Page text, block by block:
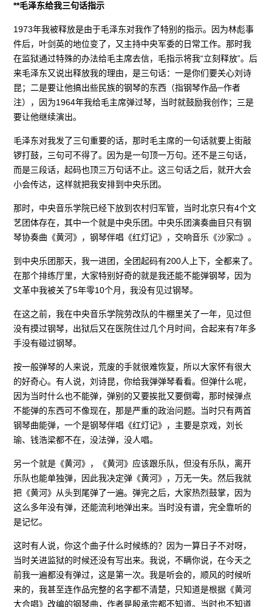
**毛泽东给我三句话指示
1973年我被释放是由于毛泽东对我作了特别的指示。因为林彪事
件后，叶剑英的地位变了，又主持中央军委的日常工作。那时我
在监狱通过特殊的办法给毛主席去信，毛指示将我“立刻释放”。后
来毛泽东又说出释放我的理由，是三句话：一是你们要关心刘诗
昆；二是要让他搞出些民族的钢琴的东西（指钢琴作品─作者
注），因为1964年我给毛主席弹过琴，当时就鼓励我创作；三是
要让他继续演出。
毛泽东对我发了三句重要的话，那时毛主席的一句话就要上街敲
锣打鼓，三句可不得了。因为是一句顶一万句。还不是三句话，
而是三段话，起码也顶三万句话不止。这三句话之后，就开大会
小会传达，这样就把我安排到中央乐团。
那时，中央音乐学院已经下放到农村归军管，当时北京只有4个文
艺团体存在，其中一个就是中央乐团。中央乐团演奏曲目只有钢
琴协奏曲《黄河》，钢琴伴唱《红灯记》，交响音乐《沙家□》。
到中央乐团那天，我一进团，全团起码有200人上下，全都来了。
在那个排练厅里，大家特别好奇的就是我还能不能弹钢琴，因为
文革中我被关了5年零10个月，我没有见过钢琴。
在这之前，我在中央音乐学院劳改队的牛棚里关了一年，见过但
没有摸过钢琴，出狱后又在医院住过几个月时间，合起来有7年多
手没有碰过钢琴。
按一般弹琴的人来说，荒废的手就很难恢复，所以大家怀有很大
的好奇心。有人说，刘诗昆，你给我弹弹琴看看。但弹什么呢，
因为当时什么也不能弹，弹别的又要挨批又要倒霉，那时候弹点
不能弹的东西可不像现在，那是严重的政治问题。当时只有两首
钢琴曲能弹，一个是钢琴伴唱《红灯记》，主要是京戏，刘长
瑜、钱浩梁都不在，没法弹，没人唱。
另一个就是《黄河》，《黄河》应该跟乐队，但没有乐队，离开
乐队也能单独弹，因此我决定弹《黄河》，万无一失。然后我就
把《黄河》从头到尾弹了一遍。弹完之后，大家热烈鼓掌，因为
这么多年没有弹，还能流利地弹出来。当时没有谱，完全靠听的
是记忆。
这时有人说，你这个曲子什么时候练的？因为一算日子不对呀，
当时关进监狱的时候还没有写出来。我说，不瞒你说，在今天之
前我一遍都没有弹过，这是第一次。我是听会的，顺风的时候听
来的，我甚至连作品完整的名字都不清楚，只知道是根据《黄河
大合唱》改编的钢琴曲，作者是殷承宗都不知道。当时也不知道